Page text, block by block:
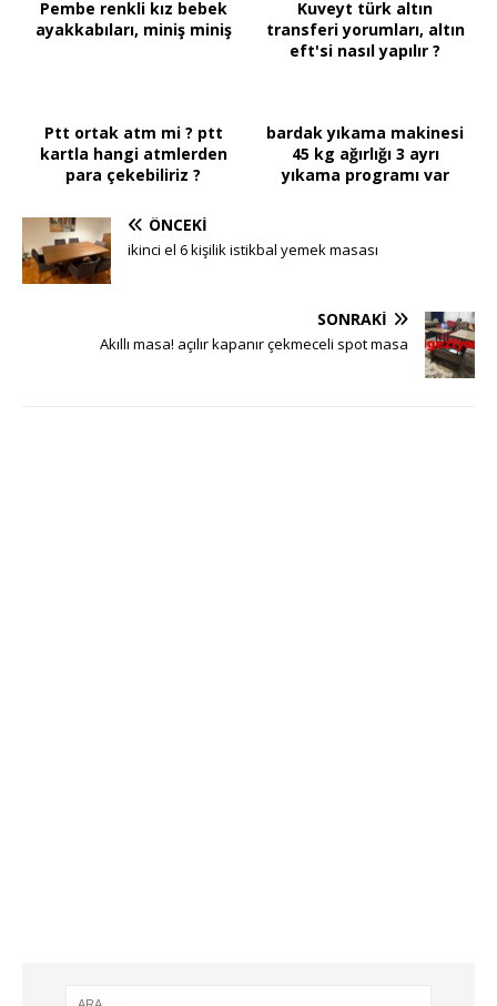
Pembe renkli kız bebek
ayakkabıları, miniş miniş
Kuveyt türk altın
transferi yorumları, altın
eft'si nasıl yapılır ?
Ptt ortak atm mi ? ptt
kartla hangi atmlerden
para çekebiliriz ?
bardak yıkama makinesi
45 kg ağırlığı 3 ayrı
yıkama programı var
ÖNCEKI
ikinci el 6 kişilik istikbal yemek masası
SONRAKI
Akıllı masa! açılır kapanır çekmeceli spot masa